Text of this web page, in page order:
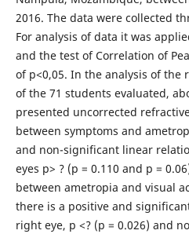
2016. The data were collected
For analysis of data it was
and the test of Correlation of
of p<0,05. In the analysis of the
of the 71 students evaluated,
presented uncorrected
between symptoms and
and non-significant linear
eyes p> ? (p = 0.110 and p =
between ametropia and visual
there is a positive and
right eye, p <? (p = 0.026) and